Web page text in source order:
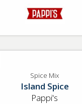
Spice Mix
Island Spice
Pappi's